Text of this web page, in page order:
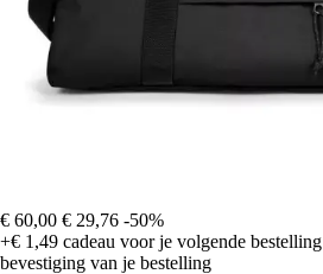
€ 60,00 € 29,76 -50%
+€ 1,49 cadeau voor je volgende bestelling
bevestiging van je bestelling